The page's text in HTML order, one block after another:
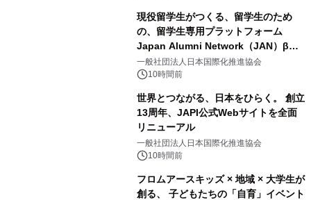
現役留学生がつくる、留学生のため
の、留学生専用プラットフォーム
Japan Alumni Network（JAN）β版
をリリース
一般社団法人日本国際化推進協会
10時間前
世界とつながる、日本をひらく。 創立
13周年、JAPI公式Webサイトを全面
リニューアル
一般社団法人日本国際化推進協会
10時間前
フロムアースキッズ × 地域 × 大学生が
創る、 子どもたちの「自育」イベント